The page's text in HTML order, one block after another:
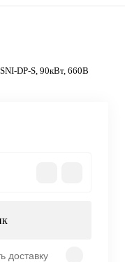
DP-S, 90кВт, 660В
доставку